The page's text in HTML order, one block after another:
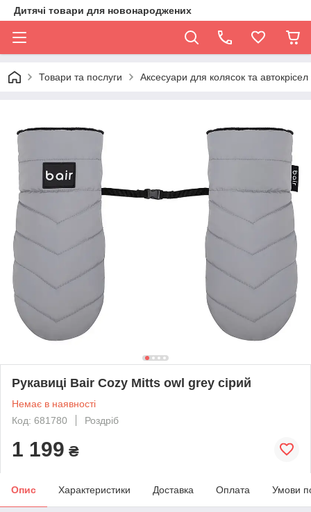
Дитячі товари для новонароджених
Товари та послуги Аксесуари для колясок та автокрісел
Рукавиці Bair Cozy Mitts owl grey сірий
Немає в наявності
Код: 681780
Роздріб
1 199 ₴
Опис Характеристики Доставка Оплата Умови